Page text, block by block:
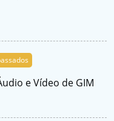
e Vídeo de GIM